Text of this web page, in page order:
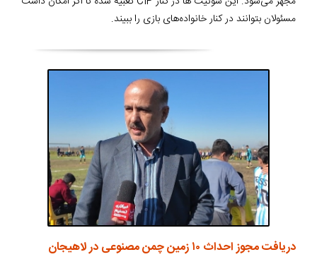
مسئولان بتوانند در کنار خانواده‌های بازی را ببیند.
دریافت مجوز احداث ۱۰ زمین چمن مصنوعی در لاهیجان